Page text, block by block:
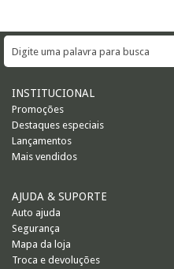
INSTITUCIONAL
Promoções
Destaques especiais
Lançamentos
Mais vendidos
AJUDA & SUPORTE
Auto ajuda
Segurança
Mapa da loja
Troca e devoluções